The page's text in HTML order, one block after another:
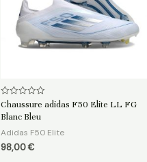
Note
sur
Chaussure adidas F50 Elite LL FG
Blanc Bleu
Adidas F50 Elite
98,00€